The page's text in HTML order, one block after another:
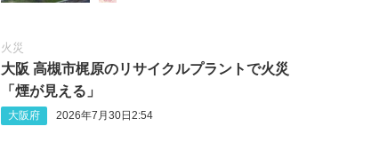
火災
大阪 高槻市梶原のリサイクルプラントで火災
「煙が見える」
大阪府 2026年7月30日2:54